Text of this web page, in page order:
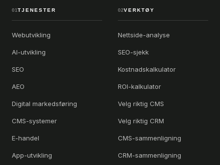
01TJENESTER
Webutvikling
AI-utvikling
SEO
AEO
Digital markedsføring
CMS-systemer
E-handel
App-utvikling
02VERKTØY
Nettside-analyse
SEO-sjekk
Kostnadskalkulator
ROI-kalkulator
Velg riktig CMS
Velg riktig CRM
CMS-sammenligning
CRM-sammenligning